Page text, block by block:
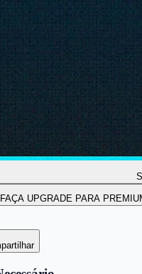
FAÇA UPGRADE PARA